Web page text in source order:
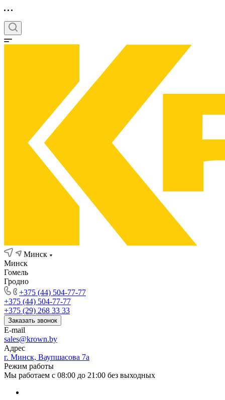
Минск
Минск
Гомель
Гродно
+375 (44) 504-77-77
+375 (44) 504-77-77
+375 (29) 268 33 33
Заказать звонок
E-mail
sales@krown.by
Адрес
г. Минск, Ваупшасова 7а
Режим работы
Мы работаем с 08:00 до 21:00 без выходных